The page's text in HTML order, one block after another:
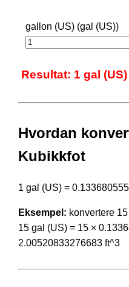
gallon (US) (gal (US))
Resultat: 1 gal
Hvordan
Kubikkfot
1 gal (US) =
Eksempel: konvertere
15 gal (US) = 15 ×
2.00520833276683 ft^3